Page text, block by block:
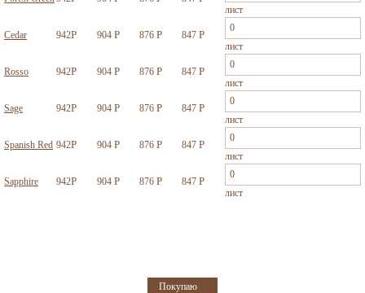
лист
Cedar 942Р 904 Р 876 Р 847 Р
лист
Rosso 942Р 904 Р 876 Р 847 Р
лист
Sage 942Р 904 Р 876 Р 847 Р
лист
Spanish Red 942Р 904 Р 876 Р 847 Р
лист
Sapphire 942Р 904 Р 876 Р 847 Р
лист